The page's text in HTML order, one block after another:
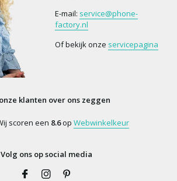
E-mail: service@phone-
factory.nl
Of bekijk onze servicepagina
klanten over ons zeggen
scoren een 8.6op Webwinkelkeur
Volg ons op social media